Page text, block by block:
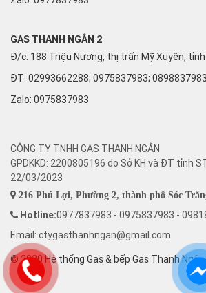
GAS THANH NGÂN 2
Đ/c: 188 Triệu Nương, thị trấn Mỹ Xuyên,
ĐT: 02993662288; 0975837983; 0898837983
Zalo: 0975837983
CÔNG TY TNHH GAS THANH NGÂN
GPDKKD: 2200805196 do Sở KH và ĐT tỉnh
22/03/2023
216 Phú Lợi, Phường 2, thành phố Sóc
Hotline:0977837983 - 0975837983 -
Email: ctygasthanhngan@gmail.com
© 2020 Hệ thống Gas & bếp Gas Thanh Ngân